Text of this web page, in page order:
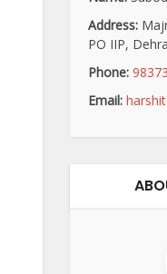
Address:
PO IIP,
Phone:
Email: